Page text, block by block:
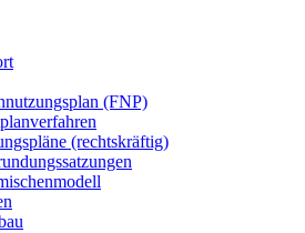
(FNP)
(rechtskräftig)